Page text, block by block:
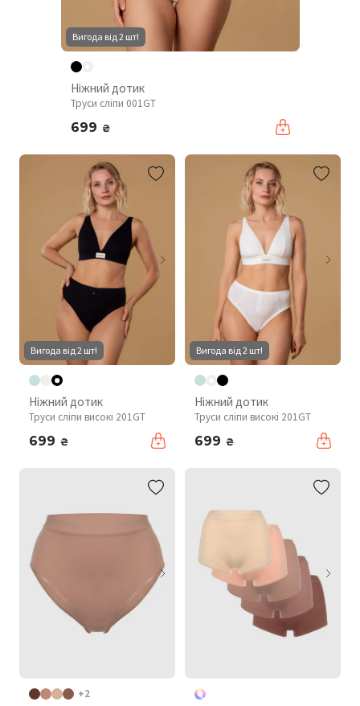
Вигода від 2 шт!
Ніжний дотик
Труси сліпи 001GT
699 ₴
Вигода від 2 шт!
Ніжний дотик
Труси сліпи високі 201GT
699 ₴
Вигода від 2 шт!
Ніжний дотик
Труси сліпи високі 201GT
699 ₴
+2